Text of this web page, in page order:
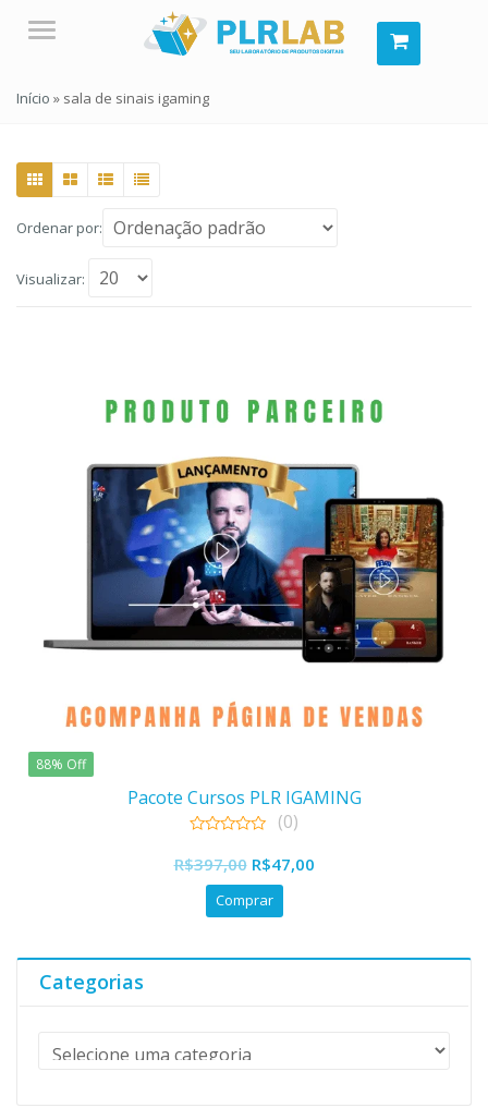
Menu
Início » sala de sinais igaming
Ordenar por:
Visualizar:
88% Off
Pacote Cursos PLR IGAMING
out
of
(0)
R$397,00 O
preço
original
R$397,00.
R$47,00O
R$47,00.
Comprar
Categorias